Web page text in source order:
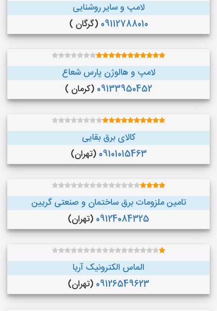
لامپ و سایر روشنایی
09112788010 (گرگان )
لامپ و هالوژن پارس شعاع
09133950452 (کرمان )
کالای برق بقایی
09101015463 (تهران)
تامین ملزومات برق ساختمان و صنعتی گریین
09124084325 (تهران)
الماس الکترونیک آریا
09126549623 (تهران)